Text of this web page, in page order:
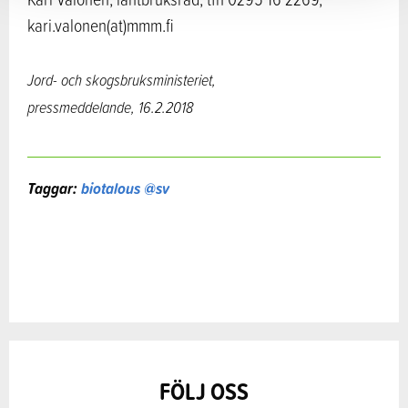
kari.valonen(at)mmm.fi
Jord- och skogsbruksministeriet,
pressmeddelande, 16.2.2018
Taggar:biotalous @sv
FÖLJ OSS